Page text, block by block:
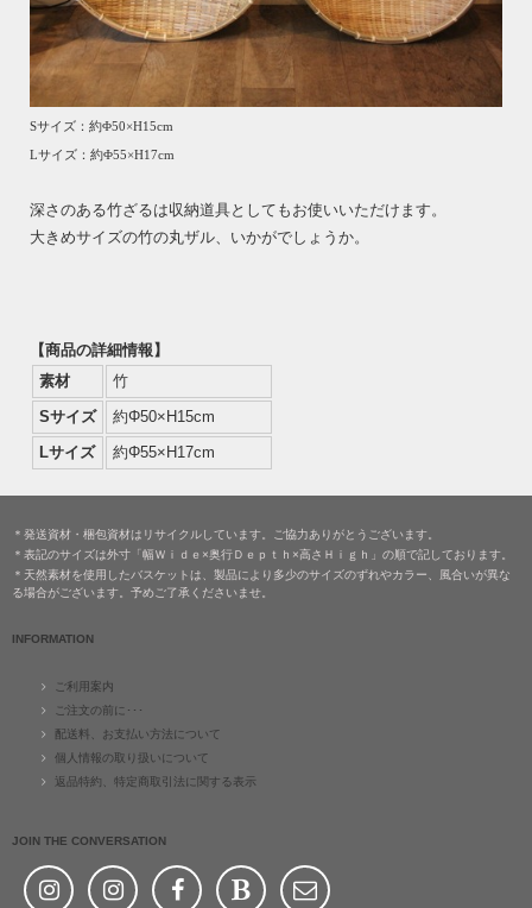
Sサイズ：約Φ50×H15cm
Lサイズ：約Φ55×H17cm
深さのある竹ざるは収納道具としてもお使いいただけます。
大きめサイズの竹の丸ザル、いかがでしょうか。
【商品の詳細情報】
素材
竹
Sサイズ
約Φ50×H15cm
Lサイズ
約Φ55×H17cm
＊発送資材・梱包資材はリサイクルしています。ご協力ありがとうございます。
＊表記のサイズは外寸「幅Ｗｉｄｅ×奥行Ｄｅｐｔｈ×高さＨｉｇｈ」の順で記しております。
＊天然素材を使用したバスケットは、製品により多少のサイズのずれやカラー、風合いが異な
る場合がございます。予めご了承くださいませ。
INFORMATION
ご利用案内
ご注文の前に･･･
配送料、お支払い方法について
個人情報の取り扱いについて
返品特約、特定商取引法に関する表示
JOIN THE CONVERSATION